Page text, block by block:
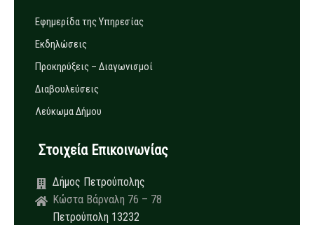
Εφημερίδα της Υπηρεσίας
Εκδηλώσεις
Προκηρύξεις – Διαγωνισμοί
Διαβουλεύσεις
Λεύκωμα Δήμου
Στοιχεία Επικοινωνίας
Δήμος Πετρούπολης
Κώστα Βάρναλη 76 – 78
Πετρούπολη 13232